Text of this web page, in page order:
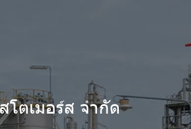
ตเมอร์ส จำกัด